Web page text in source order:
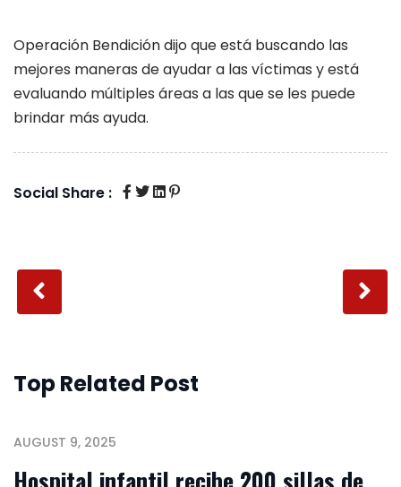
Operación Bendición dijo que está buscando las
mejores maneras de ayudar a las víctimas y está
evaluando múltiples áreas a las que se les puede
brindar más ayuda.
Social Share :
Top Related Post
AUGUST 9, 2025